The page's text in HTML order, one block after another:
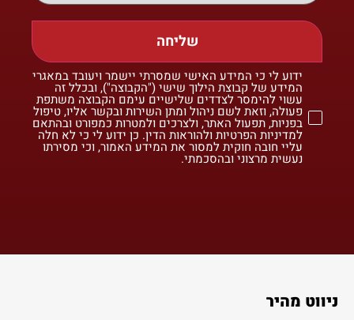
שליחה
ידוע לי כי המידע האישי שמסרתי יישמר ויעובד במאגרי
המידע של קבוצת הילוך שישי ("הקבוצה"), ובכלל זה
עשוי להימסר לצדדים שלישיים עימם הקבוצה משתפת
פעולה, וזאת לשם ניהול ומתן השירות ובקשר אליו, טיפול
בפניות, תפעול האתר, ולצרכים ולמטרות כמפורט ובהתאם
למדיניות הפרטיות ולהוראות הדין. כן ידוע לי כי לא חלה
עליי חובה חוקית למסור את המידע האמור, וכי מסירתו
נעשית מרצוני ובהסכמתי.
ניווט מהיר